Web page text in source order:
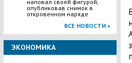
наповал своей фигурой,
опубликовав снимок в
откровенном наряде
ВСЕ НОВОСТИ »
ЭКОНОМИКА